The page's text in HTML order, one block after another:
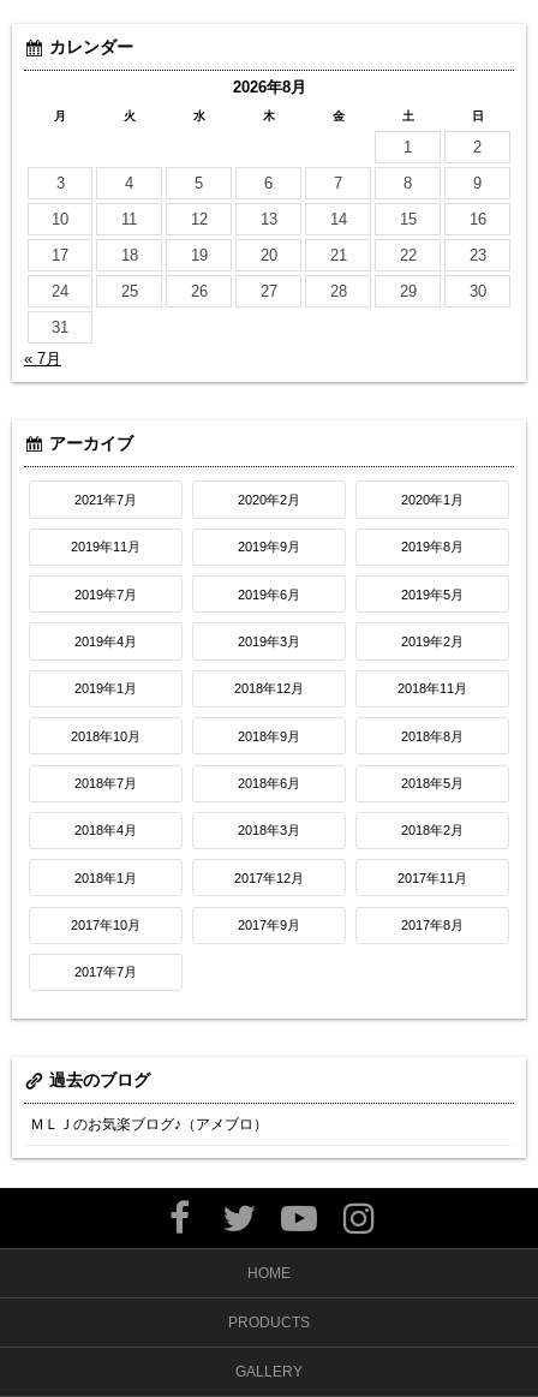
カレンダー
2026年8月
月 火 水 木 金 土 日
1
2
3
4 5 6 7 8
9
10
11 12 13 14 15
16
17
18 19 20 21 22
23
24
25 26 27 28 29
30
31
« 7月
アーカイブ
2021年7月 2020年2月 2020年1月
2019年11月 2019年9月 2019年8月
2019年7月 2019年6月 2019年5月
2019年4月 2019年3月 2019年2月
2019年1月 2018年12月 2018年11月
2018年10月 2018年9月 2018年8月
2018年7月 2018年6月 2018年5月
2018年4月 2018年3月 2018年2月
2018年1月 2017年12月 2017年11月
2017年10月 2017年9月 2017年8月
2017年7月
過去のブログ
ＭＬＪのお気楽ブログ♪（アメブロ）
HOME
PRODUCTS
GALLERY